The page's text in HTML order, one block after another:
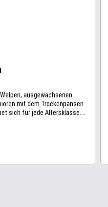
ausgewachsenen
mit dem Trockenpansen
sich für jede Altersklasse.
kommen. Da sich
seiner guten
für
Vierbeiner eignet, müssen